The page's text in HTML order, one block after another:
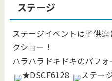
ステージ
ステージイベントは子供
クショー！
ハラハラドキドキのパフ